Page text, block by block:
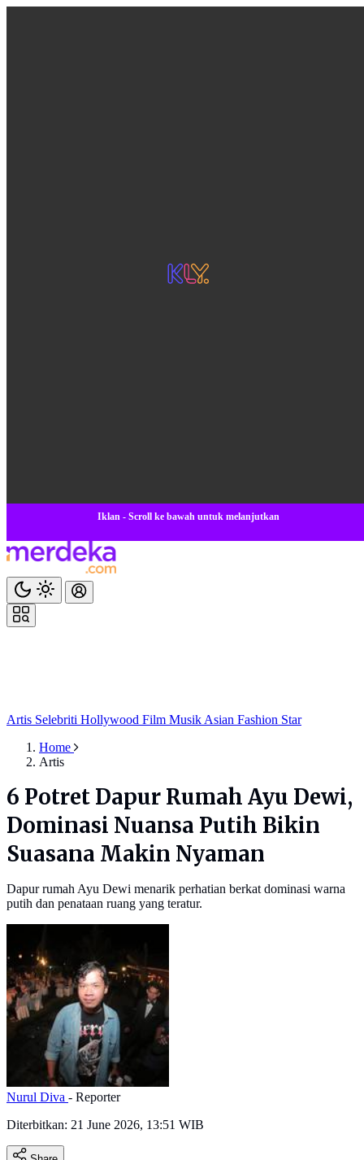
Iklan - Scroll ke bawah untuk melanjutkan
Artis Selebriti Hollywood Film Musik Asian Fashion Star
Home
Artis
6 Potret Dapur Rumah Ayu Dewi,
Dominasi Nuansa Putih Bikin
Suasana Makin Nyaman
Dapur rumah Ayu Dewi menarik perhatian berkat dominasi warna
putih dan penataan ruang yang teratur.
Nurul Diva - Reporter
Diterbitkan: 21 June 2026, 13:51 WIB